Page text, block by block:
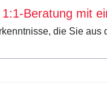
1:1-Beratung mit
die Sie